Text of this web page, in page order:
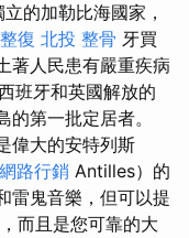
的加勒比海國家，
整復 北投 整骨 牙買
著人民患有嚴重疾病
班牙和英國解放的
第一批定居者。
偉大的安特列斯
網路行銷 Antilles）的
雷鬼音樂，但可以提
而且是您可靠的大